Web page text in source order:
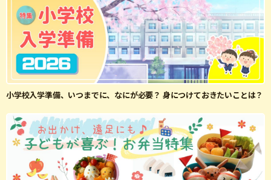
小学校入学準備、いつまでに、なにが必要？ 身につけておきたいことは？